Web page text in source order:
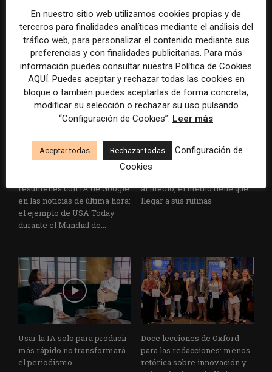
Los medios tienen audiencia,
pero no siempre comunidad:
cómo activar a los lectores
que siguen las noticias en
silencio
El buzón como nueva
portada: la estrategia de los
medios para conquistar
ciudad a ciudad
resúmenes con IA de Google
en las noticias de última hora:
el ejemplo de USA Today
durante el Mundial de...
al medio, el medio tiene que
llegar a sus rutinas
Usar la IA solo para producir
más rápido no transformará
el periodismo
Doce lecciones de Oxford
para las redacciones: menos
retórica sobre innovación y
En nuestro sitio web utilizamos cookies propias y de
terceros para finalidades analíticas mediante el análisis del
tráfico web, para personalizar el contenido mediante sus
preferencias y con finalidades publicitarias. Para más
información puedes consultar nuestra Política de Cookies
AQUÍ. Puedes aceptar y rechazar todas las cookies en
bloque o también puedes aceptarlas de forma concreta,
modificar su selección o rechazar su uso pulsando
“Configuración de Cookies”. Leer más
Aceptar todas Rechazar todas
Configuración de
Cookies